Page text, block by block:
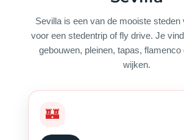
Sevilla is een van de mooiste steden
voor een stedentrip of fly drive. Je
gebouwen, pleinen, tapas, flamenco
wijken.
🏰